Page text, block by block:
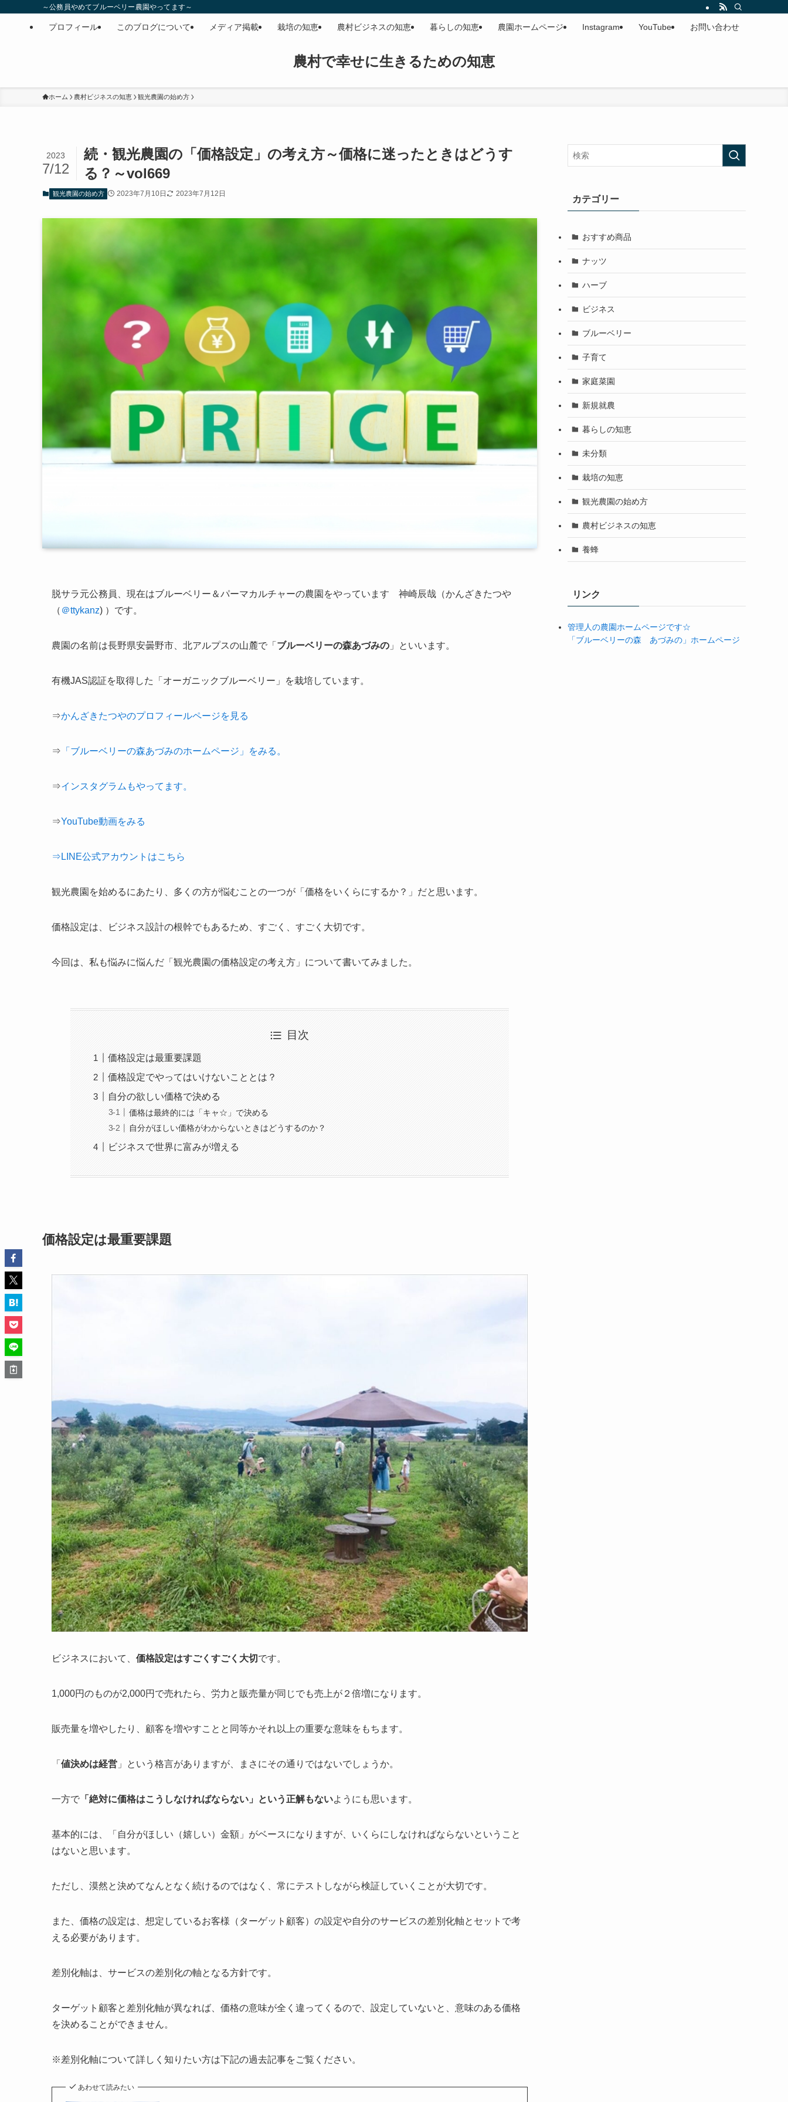
～公務員やめてブルーベリー農園やってます～
農村で幸せに生きるための知恵
プロフィール このブログについて メディア掲載 栽培の知恵 農村ビジネスの知恵 暮らしの知恵 農園ホームページ Instagram YouTube お問い合わせ
ホーム 農村ビジネスの知恵 観光農園の始め方
続・観光農園の「価格設定」の考え方～価格に迷ったときはどうす
る？～vol669
2023
7/12
観光農園の始め方 2023年7月10日 2023年7月12日
脱サラ元公務員、現在はブルーベリー＆パーマカルチャーの農園 をやっています 神崎辰哉（かんざきたつや
（ ＠ttykanz) ）です。
農園の名前は長野県安曇野市、北アルプスの山麓で「 ブルーベリーの森あづみの 」といいます。
有機JAS認証を取得した「オーガニックブルーベリー」を栽培しています。
⇒かんざきたつやのプロフィールページを見る
⇒ 「ブルーベリーの森あづみのホームページ」をみる。
⇒インスタグラムもやってます。
⇒YouTube動画をみる
⇒LINE公式アカウントはこちら
観光農園を始めるにあたり、多くの方が悩むことの一つが「価格をいくらにするか？」だと思います。
価格設定は、ビジネス設計の根幹でもあるため、すごく、すごく大切です。
今回は、私も悩みに悩んだ「観光農園の価格設定の考え方」について書いてみました。
目次
価格設定は最重要課題
価格設定でやってはいけないこととは？
自分の欲しい価格で決める
価格は最終的には「キャ☆」で決める
自分がほしい価格がわからないときはどうするのか？
ビジネスで世界に富みが増える
価格設定は最重要課題
ビジネスにおいて、 価格設定はすごくすごく大切 です。
1,000円のものが2,000円で売れたら、労力と販売量が同じでも売上が２倍増になります。
販売量を増やしたり、顧客を増やすことと同等かそれ以上の重要な意味をもちます。
「 値決めは経営 」という格言がありますが、まさにその通りではないでしょうか。
一方で 「絶対に価格はこうしなければならない」という正解もないようにも思います。
基本的には、「自分がほしい（嬉しい）金額」がベースになりますが、いくらにしなければならないということ
はないと思います。
ただし、漠然と決めてなんとなく続けるのではなく、常にテストしながら検証していくことが大切です。
また、価格の設定は、想定しているお客様（ターゲット顧客）の設定や自分のサービスの差別化軸とセットで考
える必要があります。
差別化軸は、サービスの差別化の軸となる方針です。
ターゲット顧客と差別化軸が異なれば、価格の意味が全く違ってくるので、設定していないと、意味のある価格
を決めることができません。
※差別化軸について詳しく知りたい方は下記の過去記事をご覧ください。
あわせて読みたい
カテゴリー
おすすめ商品
ナッツ
ハーブ
ビジネス
ブルーベリー
子育て
家庭菜園
新規就農
暮らしの知恵
未分類
栽培の知恵
観光農園の始め方
農村ビジネスの知恵
養蜂
リンク
管理人の農園ホームページです☆
「ブルーベリーの森 あづみの」ホームページ